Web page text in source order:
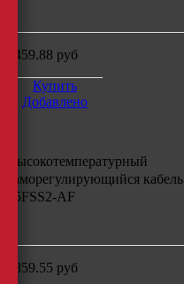
3459.88 руб
Купить
Добавлено
Высокотемпературный
саморегулирующийся кабель
75FSS2-AF
4859.55 руб